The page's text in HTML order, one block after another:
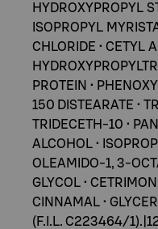
HYDROXYPROPYL
ISOPROPYL
CHLORIDE • CETYL
PROTEIN •
150 DISTEARATE •
TRIDECETH-10 •
ALCOHOL •
OLEAMIDO-1, 3-
GLYCOL •
CINNAMAL •
(F.I.L. C223464/